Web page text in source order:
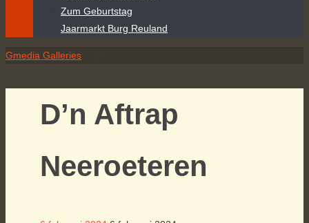
Zum Geburtstag
Jaarmarkt Burg Reuland
Home
Gmedia Galleries
D’n Aftrap
Neeroeteren